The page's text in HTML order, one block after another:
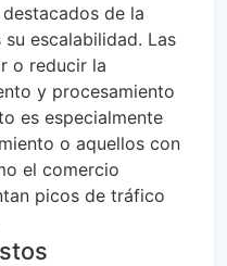
de la
escalabilidad. Las
o reducir la
y procesamiento
es especialmente
o aquellos con
el comercio
picos de tráfico